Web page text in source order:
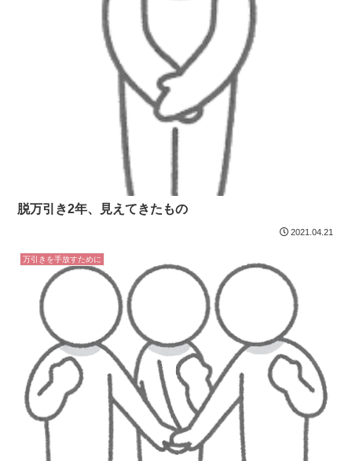
脱万引き2年、見えてきたもの
2021.04.21
万引きを手放すために